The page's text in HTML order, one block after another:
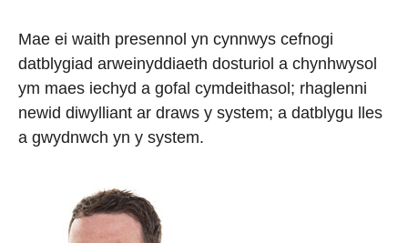
Mae ei waith presennol yn cynnwys cefnogi
datblygiad arweinyddiaeth dosturiol a chynhwysol
ym maes iechyd a gofal cymdeithasol; rhaglenni
newid diwylliant ar draws y system; a datblygu lles
a gwydnwch yn y system.